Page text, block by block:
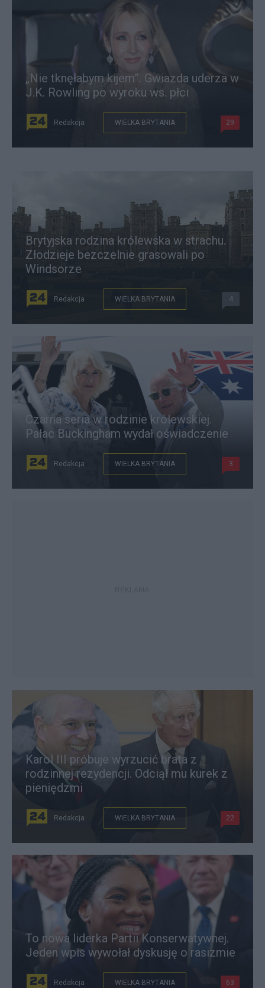
„Nie tknęłabym kijem”. Gwiazda uderza w
J.K. Rowling po wyroku ws. płci
Redakcja WIELKA BRYTANIA 29
Brytyjska rodzina królewska w strachu.
Złodzieje bezczelnie grasowali po
Windsorze
Redakcja WIELKA BRYTANIA 4
Czarna seria w rodzinie królewskiej.
Pałac Buckingham wydał oświadczenie
Redakcja WIELKA BRYTANIA 3
Karol III próbuje wyrzucić brata z
rodzinnej rezydencji. Odciął mu kurek z
pieniędzmi
Redakcja WIELKA BRYTANIA 22
To nowa liderka Partii Konserwatywnej.
Jeden wpis wywołał dyskusję o rasizmie
Redakcja WIELKA BRYTANIA 63